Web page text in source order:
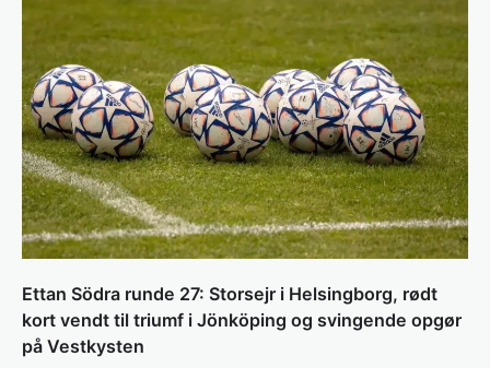
Ettan Södra runde 27: Storsejr i Helsingborg, rødt
kort vendt til triumf i Jönköping og svingende opgør
på Vestkysten